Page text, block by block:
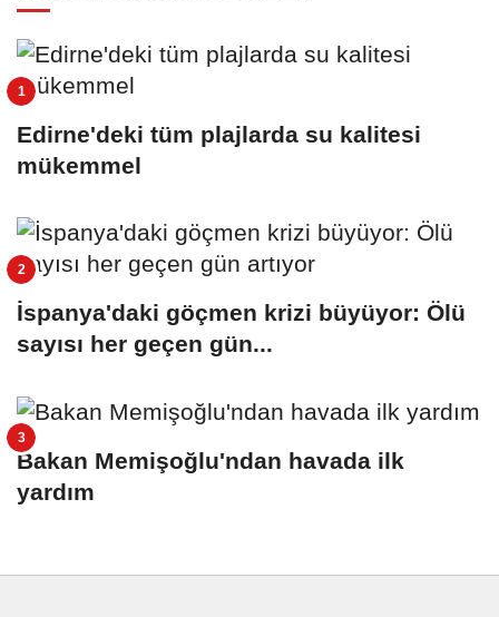
Edirne'deki tüm plajlarda su kalitesi
mükemmel
İspanya'daki göçmen krizi büyüyor: Ölü
sayısı her geçen gün...
Bakan Memişoğlu'ndan havada ilk
yardım